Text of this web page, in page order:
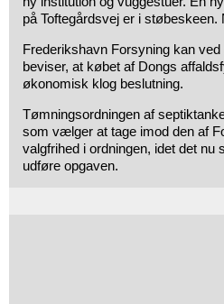
på Toftegårdsvej er i
Frederikshavn Forsyning kan
beviser, at købet af Dongs
økonomisk klog beslutning.
Tømningsordningen af
som vælger at tage imod den af
valgfrihed i ordningen, idet det
udføre opgaven.